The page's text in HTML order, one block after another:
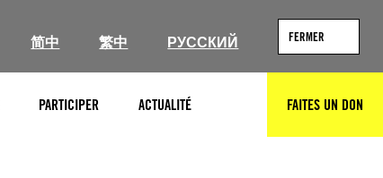
简中 繁中 РУССКИЙ FERMER
PARTICIPER ACTUALITÉ RECHERCHERFAITES UN DON